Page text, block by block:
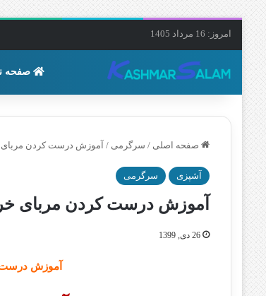
امروز: 16 مرداد 1405
صفحه
صفحه اصلی / سرگرمی / آموزش درست کردن مربای
آشپزی سرگرمی
آموزش درست کردن مربای
26 دی, 1399
آموزش درست